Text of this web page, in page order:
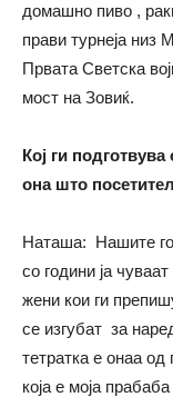
домашно пиво ,
прави турнеја низ
Првата Светска
мост на Зовиќ.
Кој ги
она што
Наташа: Нашите
со години ја
жени кои ги
се изгубат за
тетратка е онаа од
која е моја